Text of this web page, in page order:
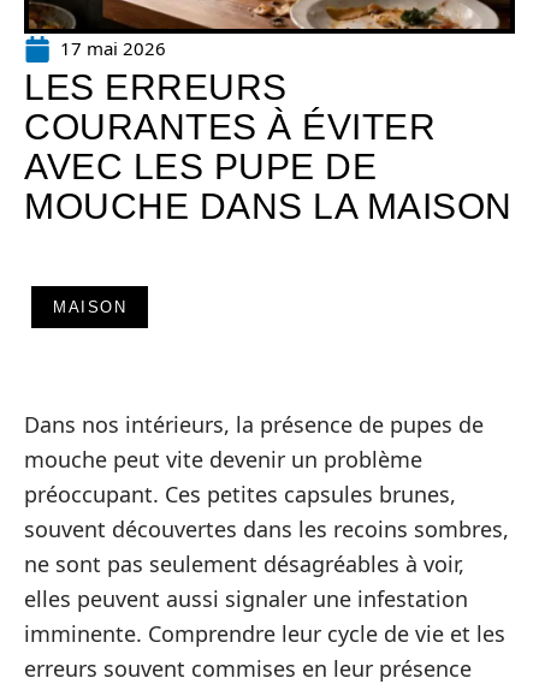
17 mai 2026
LES ERREURS
COURANTES À ÉVITER
AVEC LES PUPE DE
MOUCHE DANS LA MAISON
MAISON
Dans nos intérieurs, la présence de pupes de
mouche peut vite devenir un problème
préoccupant. Ces petites capsules brunes,
souvent découvertes dans les recoins sombres,
ne sont pas seulement désagréables à voir,
elles peuvent aussi signaler une infestation
imminente. Comprendre leur cycle de vie et les
erreurs souvent commises en leur présence